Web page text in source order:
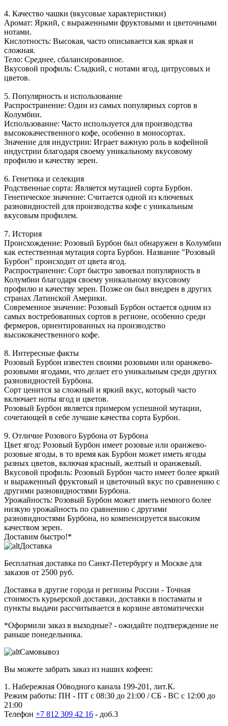
4. Качество чашки (вкусовые характеристики)
Аромат: Яркий, с выраженными фруктовыми и цветочными
нотами.
Кислотность: Высокая, часто описывается как яркая и
сложная.
Тело: Среднее, сбалансированное.
Вкусовой профиль: Сладкий, с нотами ягод, цитрусовых и
цветов.
5. Популярность и использование
Распространение: Один из самых популярных сортов в
Колумбии.
Использование: Часто используется для производства
высококачественного кофе, особенно в моносортах.
Значение для индустрии: Играет важную роль в кофейной
индустрии благодаря своему уникальному вкусовому
профилю и качеству зерен.
6. Генетика и селекция
Родственные сорта: Является мутацией сорта Бурбон.
Генетическое значение: Считается одной из ключевых
разновидностей для производства кофе с уникальным
вкусовым профилем.
7. История
Происхождение: Розовый Бурбон был обнаружен в Колумбии
как естественная мутация сорта Бурбон. Название "Розовый
Бурбон" происходит от цвета ягод.
Распространение: Сорт быстро завоевал популярность в
Колумбии благодаря своему уникальному вкусовому
профилю и качеству зерен. Позже он был внедрен в других
странах Латинской Америки.
Современное значение: Розовый Бурбон остается одним из
самых востребованных сортов в регионе, особенно среди
фермеров, ориентированных на производство
высококачественного кофе.
8. Интересные факты
Розовый Бурбон известен своими розовыми или оранжево-
розовыми ягодами, что делает его уникальным среди других
разновидностей Бурбона.
Сорт ценится за сложный и яркий вкус, который часто
включает ноты ягод и цветов.
Розовый Бурбон является примером успешной мутации,
сочетающей в себе лучшие качества сорта Бурбон.
9. Отличие Розового Бурбона от Бурбона
Цвет ягод: Розовый Бурбон имеет розовые или оранжево-
розовые ягоды, в то время как Бурбон может иметь ягоды
разных цветов, включая красный, желтый и оранжевый.
Вкусовой профиль: Розовый Бурбон часто имеет более яркий
и выраженный фруктовый и цветочный вкус по сравнению с
другими разновидностями Бурбона.
Урожайность: Розовый Бурбон может иметь немного более
низкую урожайность по сравнению с другими
разновидностями Бурбона, но компенсируется высоким
качеством зерен.
Доставим быстро!*
Доставка
Бесплатная доставка по Санкт-Петербургу и Москве для
заказов от 2500 руб.
Доставка в другие города и регионы России - Точная
стоимость курьерской доставки, доставки в постаматы и
пункты выдачи рассчитывается в корзине автоматически
*Оформили заказ в выходные? - ожидайте подтверждение не
раньше понедельника.
Самовывоз
Вы можете забрать заказ из наших кофеен:
1. Набережная Обводного канала 199-201, лит.К.
Режим работы: ПН - ПТ с 08:30 до 21:00 / СБ - ВС с 12:00 до
21:00
Телефон +7 812 309 42 16 - доб.3